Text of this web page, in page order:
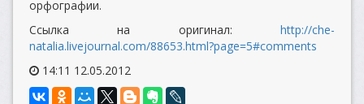
орфографии.
Ссылка на оригинал: http://che-
natalia.livejournal.com/88653.html?page=5#comments
14:11 12.05.2012